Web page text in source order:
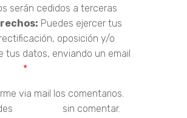
serán cedidos a terceras
Puedes ejercer tus
oposición y/o
tus datos, enviando un email
*
via mail los comentarios.
sin comentar.